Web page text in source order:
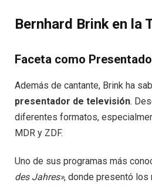
Bernhard Brink en la
Faceta como
Además de cantante, Brink ha
presentador de televisión.
diferentes formatos,
MDR y ZDF.
Uno de sus programas más
des Jahres», donde presentó